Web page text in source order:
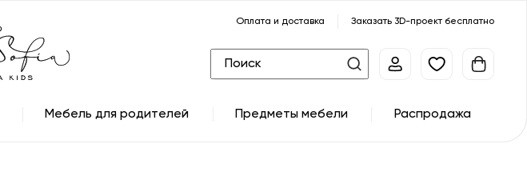
Оплата и доставка Заказать 3D-проект бесплатно
Мебель для родителей Предметы мебели Распродажа